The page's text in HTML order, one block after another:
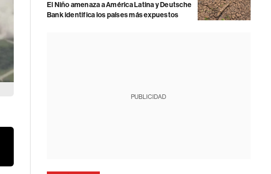
El Niño amenaza a América Latina y Deutsche
Bank identifica los países más expuestos
PUBLICIDAD